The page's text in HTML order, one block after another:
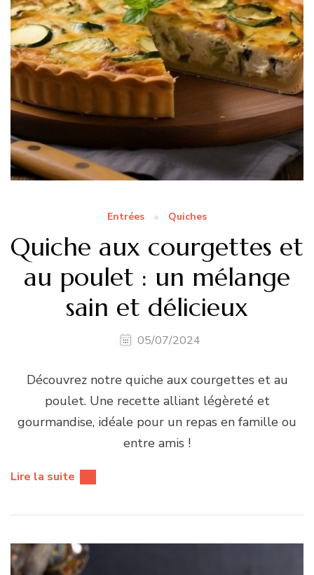
Entrées Quiches
Quiche aux courgettes et
au poulet : un mélange
sain et délicieux
05/07/2024
Découvrez notre quiche aux courgettes et au
poulet. Une recette alliant légèreté et
gourmandise, idéale pour un repas en famille ou
entre amis !
Lire la suite